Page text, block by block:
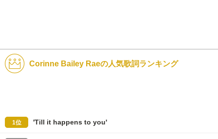
Corinne Bailey Raeの人気歌詞ランキング
1位 'Till it happens to you'